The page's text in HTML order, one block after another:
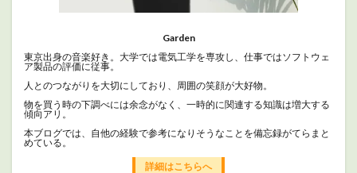
Garden
東京出身の音楽好き。大学では電気工学を専攻し、仕事ではソフトウェ
ア製品の評価に従事。
人とのつながりを大切にしており、周囲の笑顔が大好物。
物を買う時の下調べには余念がなく、一時的に関連する知識は増大する
傾向アリ。
本ブログでは、自他の経験で参考になりそうなことを備忘録がてらまと
めている。
詳細はこちらへ